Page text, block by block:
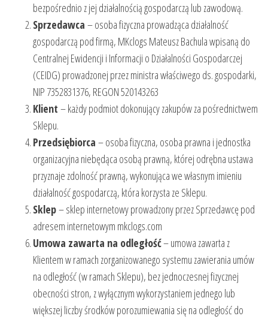
bezpośrednio z jej działalnością gospodarczą lub zawodową.
Sprzedawca – osoba fizyczna prowadząca działalność
gospodarczą pod firmą, MKclogs Mateusz Bachula wpisaną do
Centralnej Ewidencji i Informacji o Działalności Gospodarczej
(CEIDG) prowadzonej przez ministra właściwego ds. gospodarki,
NIP 7352831376, REGON 520143263
Klient – każdy podmiot dokonujący zakupów za pośrednictwem
Sklepu.
Przedsiębiorca – osoba fizyczna, osoba prawna i jednostka
organizacyjna niebędąca osobą prawną, której odrębna ustawa
przyznaje zdolność prawną, wykonująca we własnym imieniu
działalność gospodarczą, która korzysta ze Sklepu.
Sklep– sklep internetowy prowadzony przez Sprzedawcę pod
adresem internetowym mkclogs.com
Umowa zawarta na odległość– umowa zawarta z
Klientem w ramach zorganizowanego systemu zawierania umów
na odległość (w ramach Sklepu), bez jednoczesnej fizycznej
obecności stron, z wyłącznym wykorzystaniem jednego lub
większej liczby środków porozumiewania się na odległość do